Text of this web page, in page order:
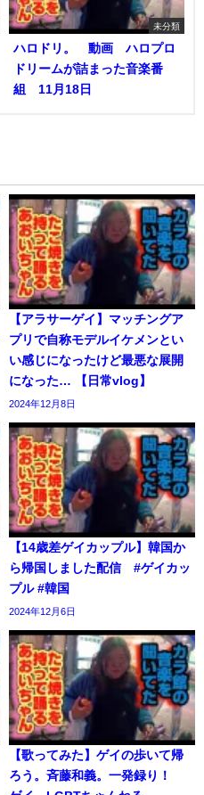
未分類
ハロドリ。 動画 ハロプロ
ドリームが詰まった音楽番
組 11月18日
【アラサーゲイ】マッチングア
プリで自称モデルイケメンとい
い感じになったけど最悪な展開
になった… 【日常vlog】
2024年12月8日
【14歳差ゲイカップル】韓国か
ら帰国しました配信 #ゲイカッ
プル #韓国
2024年12月6日
【歌ってみた】ゲイの歩いて帰
ろう。斉藤和義。一発録り！